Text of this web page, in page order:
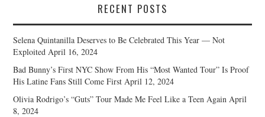
RECENT POSTS
Selena Quintanilla Deserves to Be Celebrated This Year — Not
Exploited April 16, 2024
Bad Bunny’s First NYC Show From His “Most Wanted Tour” Is Proof
His Latine Fans Still Come First April 12, 2024
Olivia Rodrigo’s “Guts” Tour Made Me Feel Like a Teen Again April
8, 2024